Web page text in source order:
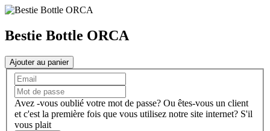
Bestie Bottle ORCA
Ajouter au panier
Avez -vous oublié votre mot de passe? Ou êtes-vous un client
et c'est la première fois que vous utilisez notre site internet? S'il
vous plait